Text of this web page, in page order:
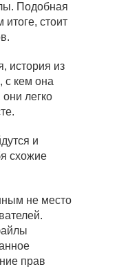
Подобная
итоге, стоит
история из
с кем она
легко
и
схожие
не место
прав